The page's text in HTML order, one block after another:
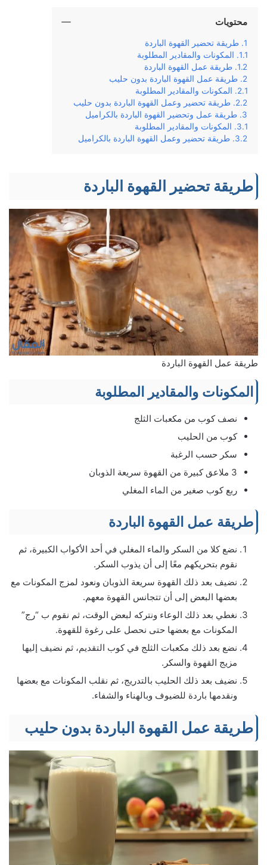
محتويات
طريقة تحضير القهوة الباردة
المكونات والمقادير المطلوبة
طريقة عمل القهوة الباردة
طريقة عمل القهوة الباردة بدون حليب
المكونات والمقادير المطلوبة
طريقة تحضير وعمل القهوة الباردة بدون حليب
طريقة عمل وتحضير القهوة الباردة بالكراميل
المكونات والمقادير المطلوبة
طريقة تحضير وعمل القهوة الباردة بالكراميل
طريقة تحضير القهوة الباردة
طريقة عمل القهوة الباردة
المكونات والمقادير المطلوبة
نصف كوب من مكعبات الثلج
كوب من الحليب
سكر حسب الرغبة
3 ملاعق كبيرة من القهوة سريعة الذوبان
ربع كوب صغير من الماء المغلي
طريقة عمل القهوة الباردة
نضع كلا من السكر والماء المغلي في أحد الأكواب الكبيرة، ثم
نقوم بتحريكهم معًا إلى أن يذوب السكر.
نضيف بعد ذلك القهوة سريعة الذوبان ونعود لمزج المكونات مع
بعضها البعض إلى أن تتجانس القهوة معهم.
نغطي بعد ذلك الوعاء ونتركه لبعض الوقت، ثم نقوم ب “رج”
المكونات مع بعضها حتى نحصل على رغوة للقهوة.
نضع بعد ذلك مكعبات الثلج في كوب التقديم، ثم نضيف إليها
مزيج القهوة والسكر.
نضيف بعد ذلك الحليب بالتدريج، ثم نقلب المكونات مع بعضها
ونقدمها باردة للضيوف وبالهناء والشفاء.
طريقة عمل القهوة الباردة بدون حليب